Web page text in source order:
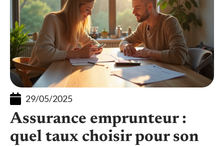
29/05/2025
Assurance emprunteur :
quel taux choisir pour son